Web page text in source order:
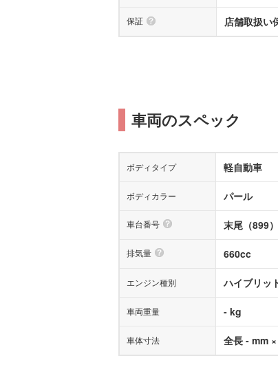
保証 店舗取扱い
車両のスペック
ボディタイプ 軽自動車
ボディカラー パール
車台番号 末尾（899）
排気量 660cc
エンジン種別 ハイブリッ
車両重量 - kg
車体寸法 全長 - mm